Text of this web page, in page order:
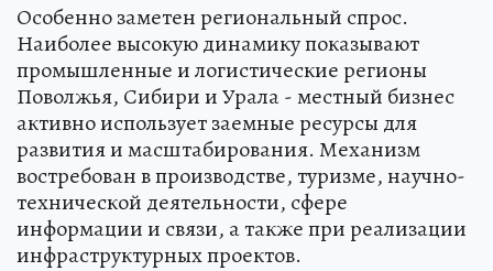
Особенно заметен региональный спрос.
Наиболее высокую динамику показывают
промышленные и логистические регионы
Поволжья, Сибири и Урала - местный бизнес
активно использует заемные ресурсы для
развития и масштабирования. Механизм
востребован в производстве, туризме, научно-
технической деятельности, сфере
информации и связи, а также при реализации
инфраструктурных проектов.